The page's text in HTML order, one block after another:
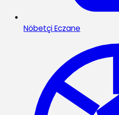
Nöbetçi Eczane